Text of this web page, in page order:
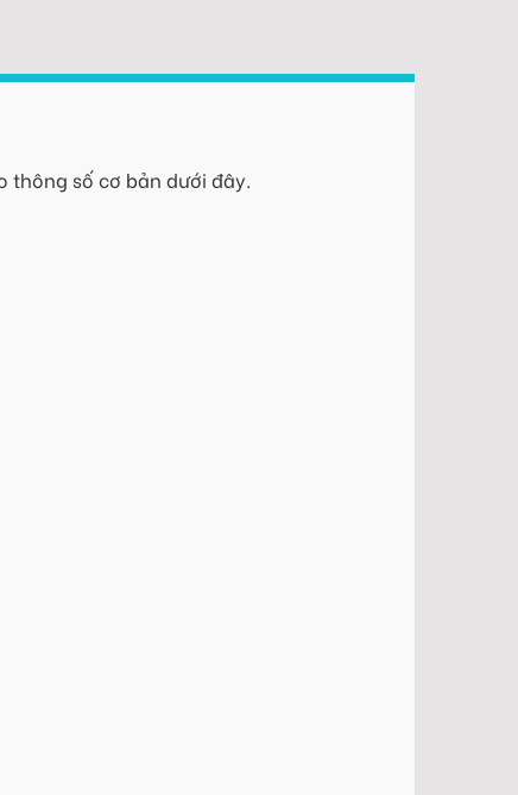
thông số cơ bản dưới đây.